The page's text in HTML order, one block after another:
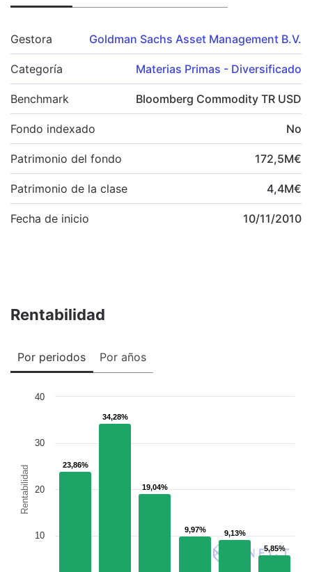
Gestora Goldman Sachs Asset Management B.V.
Categoría Materias Primas - Diversificado
Benchmark Bloomberg Commodity TR USD
Fondo indexado No
Patrimonio del fondo 172,5M€
Patrimonio de la clase 4,4M€
Fecha de inicio 10/11/2010
Rentabilidad
Por periodos Por años
Rentabilidad 23,86%
23,86%
34,28%
34,28%
19,04%
19,04%
9,97%
9,97% 9,13%
9,13%
5,85%
5,85%
10
20
30
40